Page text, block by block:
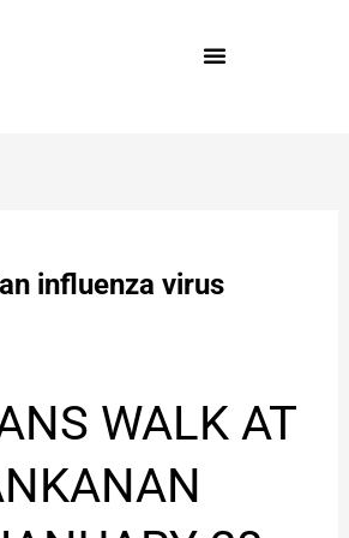
influenza virus
WALK AT